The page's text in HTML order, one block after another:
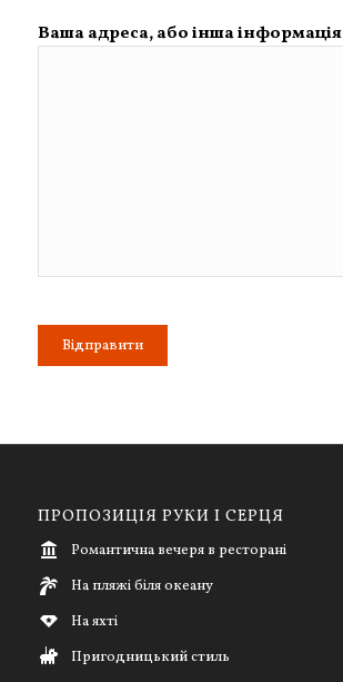
Ваша адреса, або інша інформація
ПРОПОЗИЦІЯ РУКИ І СЕРЦЯ
Романтична вечеря в ресторані
На пляжі біля океану
На яхті
Пригодницький стиль